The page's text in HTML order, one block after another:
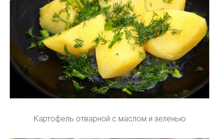
Картофель отварной с маслом и зеленью